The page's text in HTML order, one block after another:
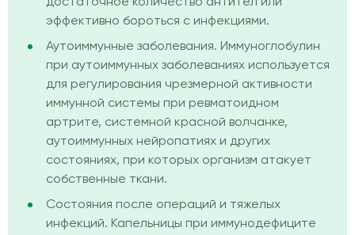
эффективно бороться с инфекциями.
Аутоиммунные заболевания. Иммуноглобулин
при аутоиммунных заболеваниях используется
для регулирования чрезмерной активности
иммунной системы при ревматоидном
артрите, системной красной волчанке,
аутоиммунных нейропатиях и других
состояниях, при которых организм атакует
собственные ткани.
Состояния после операций и тяжелых
инфекций. Капельницы при иммунодефиците